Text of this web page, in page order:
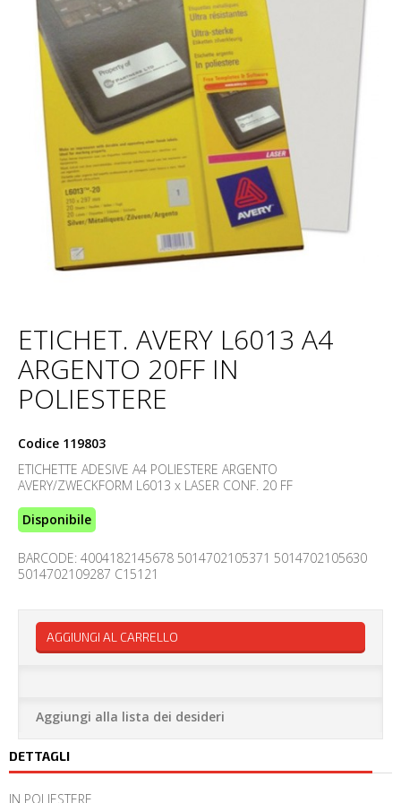
ETICHET. AVERY L6013 A4
ARGENTO 20FF IN
POLIESTERE
Codice 119803
ETICHETTE ADESIVE A4 POLIESTERE ARGENTO
AVERY/ZWECKFORM L6013 x LASER CONF. 20 FF
Disponibile
BARCODE: 4004182145678 5014702105371 5014702105630
5014702109287 C15121
AGGIUNGI AL CARRELLO
Aggiungi alla lista dei desideri
DETTAGLI
IN POLIESTERE